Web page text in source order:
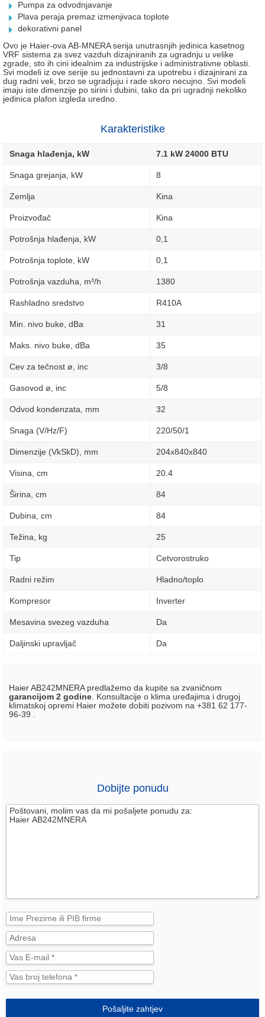
Pumpa za odvodnjavanje
Plava peraja premaz izmenjivaca toplote
dekorativni panel
Ovo je Haier-ova AB-MNERA serija unutrasnjih jedinica kasetnog
VRF sistema za svez vazduh dizajniranih za ugradnju u velike
zgrade, sto ih cini idealnim za industrijske i administrativne oblasti.
Svi modeli iz ove serije su jednostavni za upotrebu i dizajnirani za
dug radni vek, brzo se ugradjuju i rade skoro necujno. Svi modeli
imaju iste dimenzije po sirini i dubini, tako da pri ugradnji nekoliko
jedinica plafon izgleda uredno.
Karakteristike
Snaga hlađenja, kW 7.1 kW 24000 BTU
Snaga grejanja, kW 8
Zemlja Kina
Proizvođač Kina
Potrošnja hlađenja, kW 0,1
Potrošnja toplote, kW 0,1
Potrošnja vazduha, m³/h 1380
Rashladno sredstvo R410A
Min. nivo buke, dBa 31
Maks. nivo buke, dBa 35
Cev za tečnost ø, inc 3/8
Gasovod ø, inc 5/8
Odvod kondenzata, mm 32
Snaga (V/Hz/F) 220/50/1
Dimenzije (VkSkD), mm 204х840х840
Visina, сm 20.4
Širina, сm 84
Dubina, сm 84
Težina, kg 25
Tip Cetvorostruko
Radni režim Hladno/toplo
Kompresor Inverter
Mesavina svezeg vazduha Da
Daljinski upravljač Da
Haier AB242MNERA predlažemo da kupite sa zvaničnom
garancijom 2 godine . Konsultacije o klima uređajima i drugoj
klimatskoj opremi Haier možete dobiti pozivom na +381 62 177-
96-39 .
Dobijte ponudu
Pošaljite zahtjev